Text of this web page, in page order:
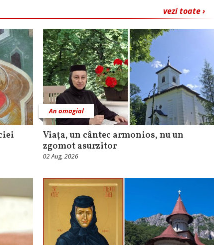
vezi toate ›
An omagial
Viaţa, un cântec armonios, nu un
zgomot asurzitor
02 Aug, 2026